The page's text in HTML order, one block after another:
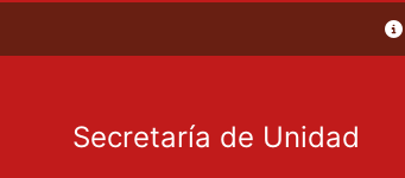
Secretaría de Unidad